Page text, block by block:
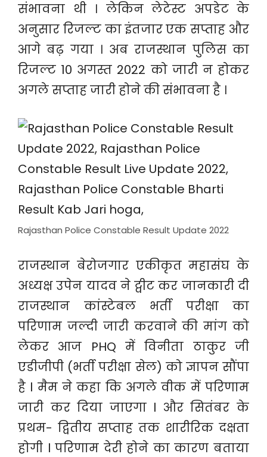
संभावना थी । लेकिन लेटेस्ट अपडेट के
अनुसार रिजल्ट का इंतजार एक सप्ताह और
आगे बढ़ गया । अब राजस्थान पुलिस का
रिजल्ट 10 अगस्त 2022 को जारी न होकर
अगले सप्ताह जारी होने की संभावना है ।
Rajasthan Police Constable Result Update 2022
राजस्थान बेरोजगार एकीकृत महासंघ के
अध्यक्ष उपेन यादव ने ट्वीट कर जानकारी दी
राजस्थान कांस्टेबल भर्ती परीक्षा का
परिणाम जल्दी जारी करवाने की मांग को
लेकर आज PHQ में विनीता ठाकुर जी
एडीजीपी (भर्ती परीक्षा सेल) को ज्ञापन सौंपा
है l मैम ने कहा कि अगले वीक में परिणाम
जारी कर दिया जाएगा l और सितंबर के
प्रथम- द्वितीय सप्ताह तक शारीरिक दक्षता
होगी l परिणाम देरी होने का कारण बताया